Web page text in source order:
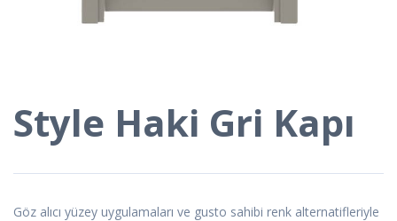
Style Haki Gri Kapı
Göz alıcı yüzey uygulamaları ve gusto sahibi renk alternatifleriyle